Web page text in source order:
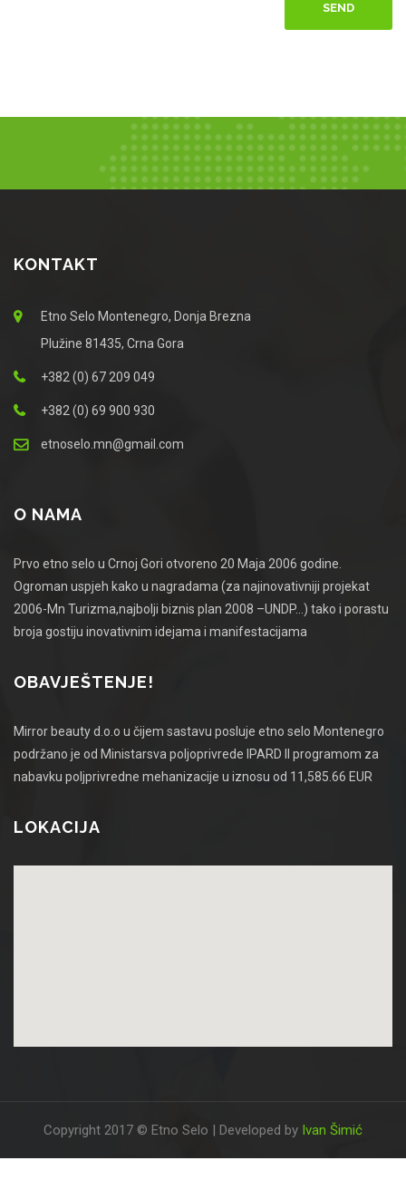
SEND
KONTAKT
Etno Selo Montenegro, Donja Brezna
Plužine 81435, Crna Gora
+382 (0) 67 209 049
+382 (0) 69 900 930
etnoselo.mn@gmail.com
O NAMA
Prvo etno selo u Crnoj Gori otvoreno 20 Maja 2006 godine.
Ogroman uspjeh kako u nagradama (za najinovativniji projekat
2006-Mn Turizma,najbolji biznis plan 2008 –UNDP…) tako i porastu
broja gostiju inovativnim idejama i manifestacijama
OBAVJEŠTENJE!
Mirror beauty d.o.o u čijem sastavu posluje etno selo Montenegro
podržano je od Ministarsva poljoprivrede IPARD II programom za
nabavku poljprivredne mehanizacije u iznosu od 11,585.66 EUR
LOKACIJA
Copyright 2017 © Etno Selo | Developed by Ivan Šimić